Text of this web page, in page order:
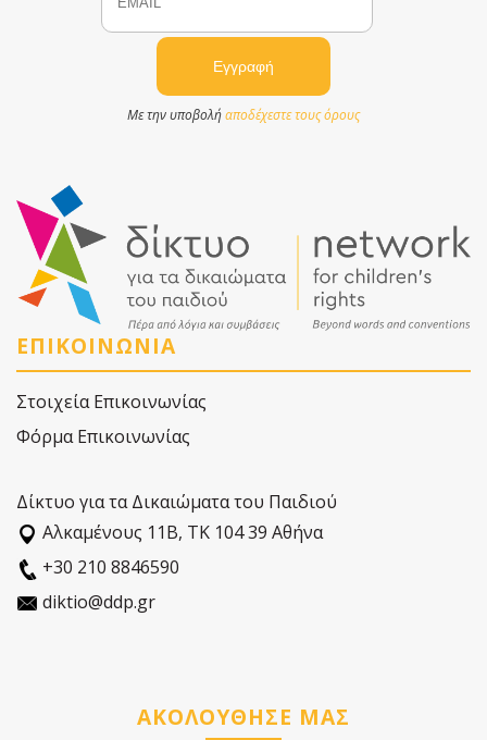
Με την υποβολήαποδέχεστε τους όρους
ΕΠΙΚΟΙΝΩΝΙΑ
Στοιχεία Επικοινωνίας
Φόρμα Επικοινωνίας
Δίκτυο για τα Δικαιώματα του Παιδιού
Αλκαµένους 11Β, ΤΚ 104 39 Αθήνα
+30 210 8846590
diktio@ddp.gr
ΑΚΟΛΟΥΘΗΣΕ ΜΑΣ